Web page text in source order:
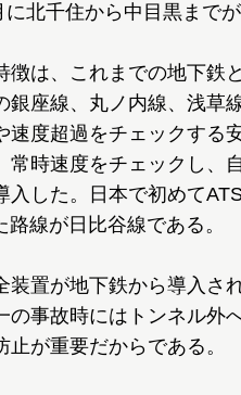
北千住から中目黒までが
は、これまでの地下鉄
銀座線、丸ノ内線、浅草
速度超過をチェックする
常時速度をチェックし、
入した。日本で初めて
線が日比谷線である。
置が地下鉄から導入さ
の事故時にはトンネル外
止が重要だからである。